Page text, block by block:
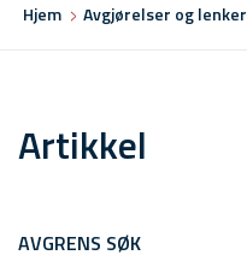
Hjem Avgjørelser og lenker
Artikkel
AVGRENS SØK